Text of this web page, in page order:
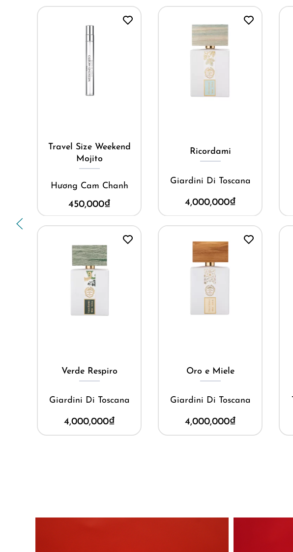
Travel Size Weekend
Mojito
Hương Cam Chanh
450,000₫
Verde Respiro
Giardini Di Toscana
4,000,000₫
Ricordami
Giardini Di Toscana
4,000,000₫
Oro e Miele
Giardini Di Toscana
4,000,000₫